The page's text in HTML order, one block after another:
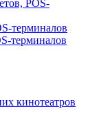
POS-
терминалов
терминалов
кинотеатров